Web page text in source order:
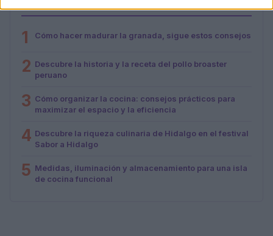
1 Cómo hacer madurar la granada, sigue estos consejos
2 Descubre la historia y la receta del pollo broaster
peruano
3 Cómo organizar la cocina: consejos prácticos para
maximizar el espacio y la eficiencia
4 Descubre la riqueza culinaria de Hidalgo en el festival
Sabor a Hidalgo
5 Medidas, iluminación y almacenamiento para una isla
de cocina funcional